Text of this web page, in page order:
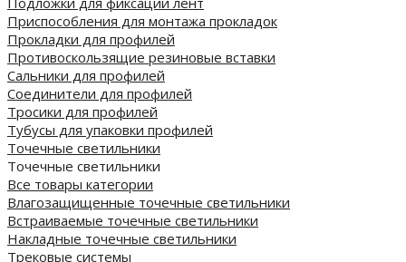
Приспособления для монтажа прокладок
Прокладки для профилей
Противоскользящие резиновые вставки
Сальники для профилей
Соединители для профилей
Тросики для профилей
Тубусы для упаковки профилей
Точечные светильники
Точечные светильники
Все товары категории
Влагозащищенные точечные светильники
Встраиваемые точечные светильники
Накладные точечные светильники
Трековые системы